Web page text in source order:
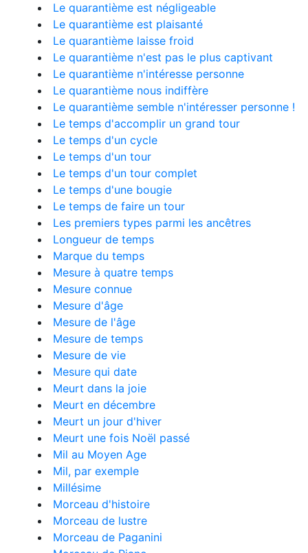
Le quarantième est négligeable
Le quarantième est plaisanté
Le quarantième laisse froid
Le quarantième n'est pas le plus captivant
Le quarantième n'intéresse personne
Le quarantième nous indiffère
Le quarantième semble n'intéresser personne !
Le temps d'accomplir un grand tour
Le temps d'un cycle
Le temps d'un tour
Le temps d'un tour complet
Le temps d'une bougie
Le temps de faire un tour
Les premiers types parmi les ancêtres
Longueur de temps
Marque du temps
Mesure à quatre temps
Mesure connue
Mesure d'âge
Mesure de l'âge
Mesure de temps
Mesure de vie
Mesure qui date
Meurt dans la joie
Meurt en décembre
Meurt un jour d'hiver
Meurt une fois Noël passé
Mil au Moyen Age
Mil, par exemple
Millésime
Morceau d'histoire
Morceau de lustre
Morceau de Paganini